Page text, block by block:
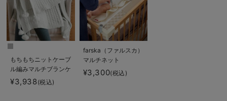
もちもちニットケーブ
ル編みマルチブランケ
ット マタニティ・ベ
ビー・出産準備
¥3,938(税込)
farska（ファルスカ）
マルチネット
¥3,300(税込)